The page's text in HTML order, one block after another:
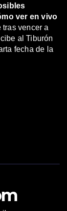
ver en vivo
vencer a
al Tiburón
fecha de la